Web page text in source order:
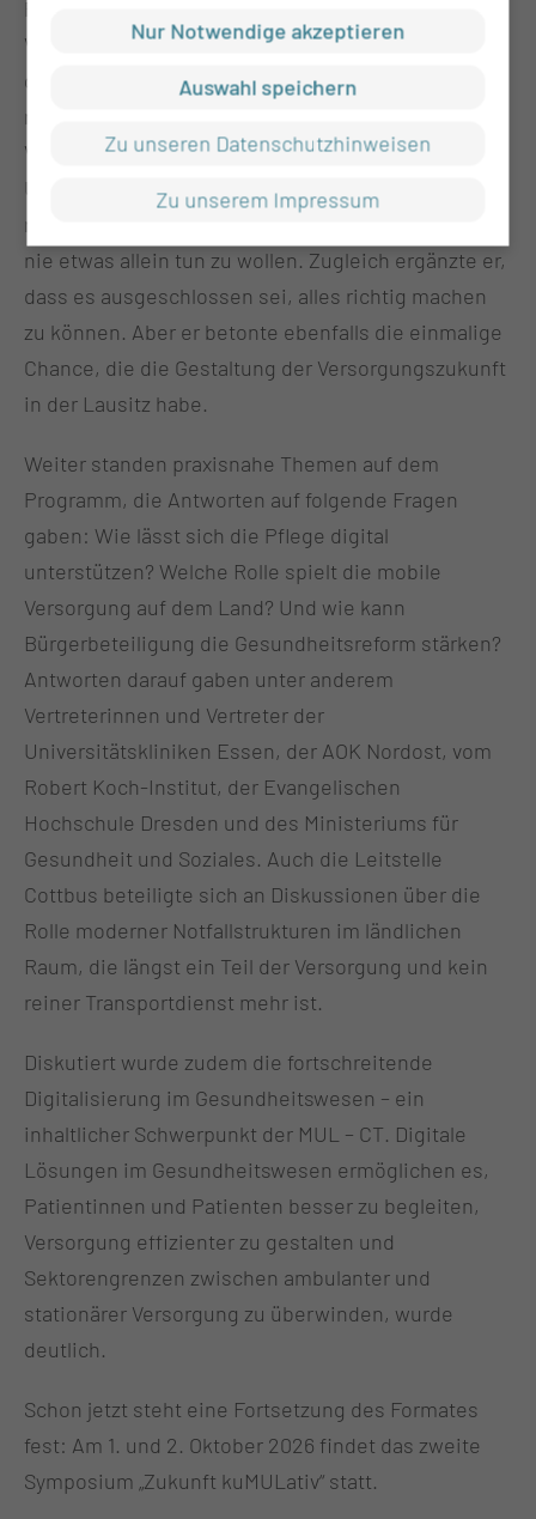
Prof. Ole Petter Ottersen (u. a. Vizepräsident
Virchow Stiftung) unterstrich die große Chance, die
dieser große Change hier in der Lausitz habe. Er
machte Mut, während Prof. Detlev Ganten (ehem.
Vorstandsvorsitzender Charité –
Universitätsmedizin Berlin) in seiner Dinnerspeach
mahnte, das zu tun, wozu man imstande sei, aber
nie etwas allein tun zu wollen. Zugleich ergänzte er,
dass es ausgeschlossen sei, alles richtig machen
zu können. Aber er betonte ebenfalls die einmalige
Chance, die die Gestaltung der Versorgungszukunft
in der Lausitz habe.
Weiter standen praxisnahe Themen auf dem
Programm, die Antworten auf folgende Fragen
gaben: Wie lässt sich die Pflege digital
unterstützen? Welche Rolle spielt die mobile
Versorgung auf dem Land? Und wie kann
Bürgerbeteiligung die Gesundheitsreform stärken?
Antworten darauf gaben unter anderem
Vertreterinnen und Vertreter der
Universitätskliniken Essen, der AOK Nordost, vom
Robert Koch-Institut, der Evangelischen
Hochschule Dresden und des Ministeriums für
Gesundheit und Soziales. Auch die Leitstelle
Cottbus beteiligte sich an Diskussionen über die
Rolle moderner Notfallstrukturen im ländlichen
Raum, die längst ein Teil der Versorgung und kein
reiner Transportdienst mehr ist.
Diskutiert wurde zudem die fortschreitende
Digitalisierung im Gesundheitswesen – ein
inhaltlicher Schwerpunkt der MUL – CT. Digitale
Lösungen im Gesundheitswesen ermöglichen es,
Patientinnen und Patienten besser zu begleiten,
Versorgung effizienter zu gestalten und
Sektorengrenzen zwischen ambulanter und
stationärer Versorgung zu überwinden, wurde
deutlich.
Schon jetzt steht eine Fortsetzung des Formates
fest: Am 1. und 2. Oktober 2026 findet das zweite
Symposium „Zukunft kuMULativ“ statt.
Nur Notwendige akzeptieren
Auswahl speichern
Zu unseren Datenschutzhinweisen
Zu unserem Impressum